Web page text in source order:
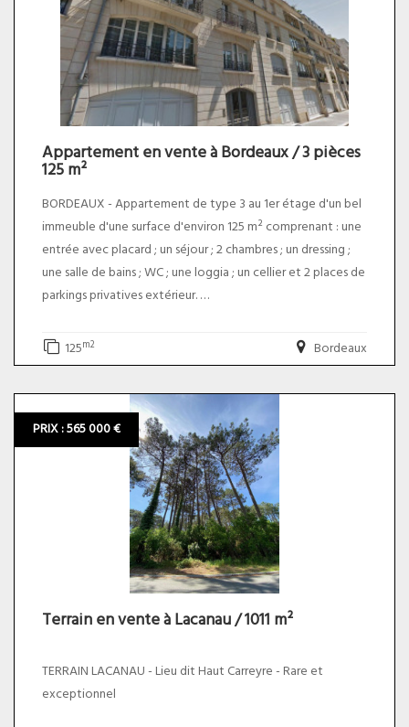
Quartier très recherché proche commerces ; plage et
centre d'Arcachon !. Le prix du bien net vendeur est de 430
000,00 euros plus 3,49% TTC d'honoraires charge acquéreur
soit un prix total de 445 000,00 euros.
Appartement en vente à Bordeaux / 3 pièces
125 m²
BORDEAUX - Appartement de type 3 au 1er étage d'un bel
immeuble d'une surface d'environ 125 m² comprenant : une
entrée avec placard ; un séjour ; 2 chambres ; un dressing ;
une salle de bains ; WC ; une loggia ; un cellier et 2 places de
parkings privatives extérieur.
- charges annuelles : environ 1650 euros
- taxe foncière : environ 2110 euros
Quartier recherché ! Proche toutes commodités
commerces et transports . Le prix du bien net vendeur est
de 510 000,00 euros plus 3,14% TTC d'honoraires charge
acquéreur soit un prix total de 526 000,00 euros. DPE
ANCIENNE VERSION.
125m2 Bordeaux
PRIX : 565 000 €
Terrain en vente à Lacanau / 1011 m²
TERRAIN LACANAU - Lieu dit Haut Carreyre - Rare et
exceptionnel